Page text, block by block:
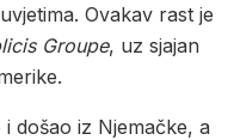
Ovakav rast je
Groupe, uz sjajan
došao iz Njemačke, a